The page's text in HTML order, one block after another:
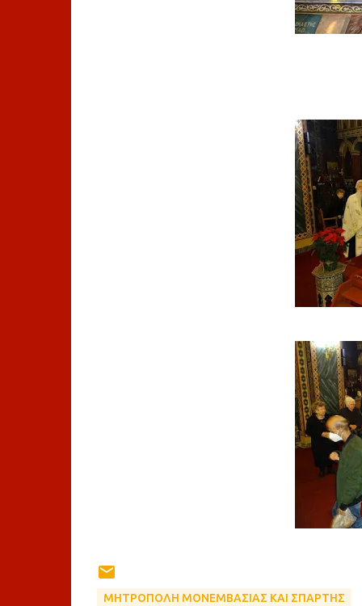
ΜΗΤΡΟΠΟΛΗ ΜΟΝΕΜΒΑΣΙΑΣ ΚΑΙ ΣΠΑΡΤΗΣ